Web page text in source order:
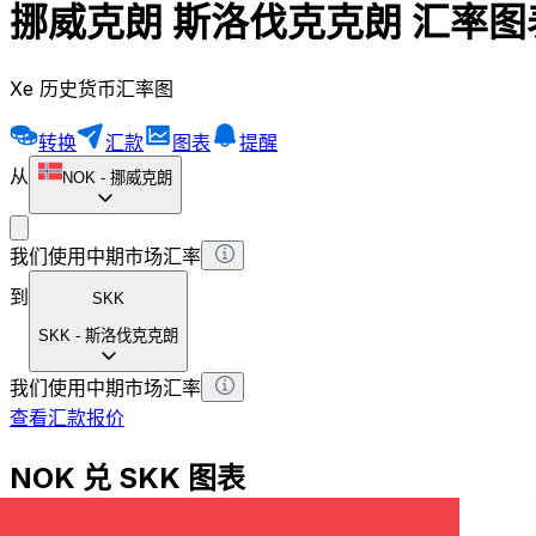
挪威克朗 斯洛伐克克朗 汇率图
Xe 历史货币汇率图
转换 汇款 图表
提醒
从
NOK - 挪威克朗
我们使用中期市场汇率
到
SKK
SKK - 斯洛伐克克朗
我们使用中期市场汇率
查看汇款报价
NOK 兑 SKK 图表